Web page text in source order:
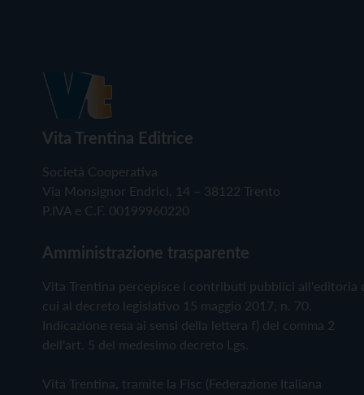
Vita Trentina Editrice
Società Cooperativa
Via Monsignor Endrici, 14 – 38122 Trento
P.IVA e C.F. 00199960220
Amministrazione trasparente
Vita Trentina percepisce i contributi pubblici all'editoria
cui al decreto legislativo 15 maggio 2017, n. 70.
Indicazione resa ai sensi della lettera f) del comma 2
dell'art. 5 del medesimo decreto Lgs.
Vita Trentina, tramite la Fisc (Federazione Italiana